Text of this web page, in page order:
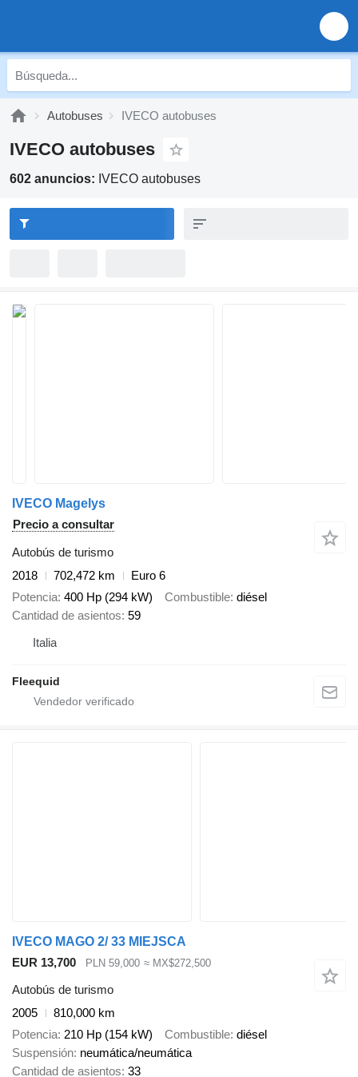
Autobuses IVECO autobuses
IVECO autobuses
602 anuncios: IVECO autobuses
IVECO Magelys
Precio a consultar
Autobús de turismo
2018
702,472 km
Euro 6
Potencia 400 Hp (294 kW) Combustible diésel
Cantidad de asientos 59
Italia
Fleequid
IVECO MAGO 2/ 33 MIEJSCA
EUR 13,700
PLN 59,000 ≈ MX$272,500
Autobús de turismo
2005
810,000 km
Potencia 210 Hp (154 kW) Combustible diésel
Suspensión neumática/neumática
Cantidad de asientos 33